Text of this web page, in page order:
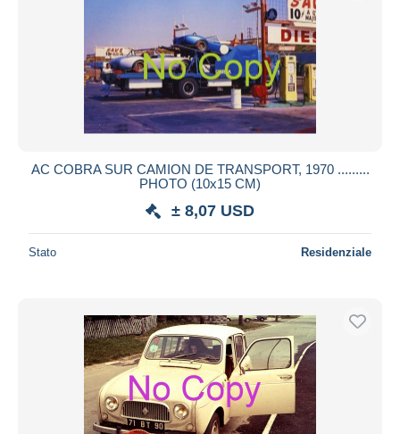
AC COBRA SUR CAMION DE TRANSPORT, 1970 .........
PHOTO (10x15 CM)
± 8,07 USD
Stato Residenziale